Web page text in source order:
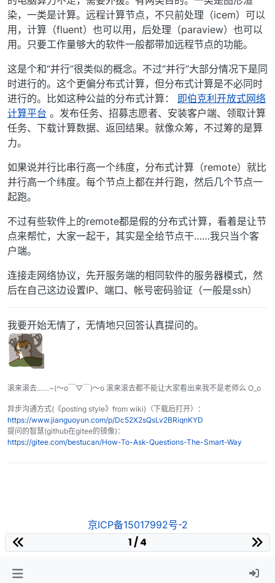
染，一类是计算。远程计算节点，不只前处理（icem）可以
用，计算（fluent）也可以用，后处理（paraview）也可以
用。只要工作量够大的软件一般都带加远程节点的功能。
这是个和“并行”很类似的概念。不过“并行”大部分情况下是同
时进行的。这个更偏分布式计算，但分布式计算是不必同时
进行的。比如这种公益的分布式计算： 即伯克利开放式网络
计算平台 。发布任务、招募志愿者、安装客户端、领取计算
任务、下载计算数据、返回结果。就像众筹，不过筹的是算
力。
如果说并行比串行高一个纬度，分布式计算（remote）就比
并行高一个纬度。每个节点上都在并行跑，然后几个节点一
起跑。
不过有些软件上的remote都是假的分布式计算，看着是让节
点来帮忙，大家一起干，其实是全给节点干……我只当个客
户端。
连接走网络协议，先开服务端的相同软件的服务器模式，然
后在自己这边设置IP、端口、帐号密码验证（一般是ssh）
我要开始无情了，无情地只回答认真提问的。
滚来滚去……~(～o￣▽￣)～o 滚来滚去都不能让大家看出来我不是老师么 O_o
异步沟通方式(《posting style》from wiki)（下载后打开）：
https://www.jianguoyun.com/p/Dc52X2sQsLv2BRiqnKYD
提问的智慧(github在gitee的镜像)：
https://gitee.com/bestucan/How-To-Ask-Questions-The-Smart-Way
京ICP备15017992号-2
1 / 4